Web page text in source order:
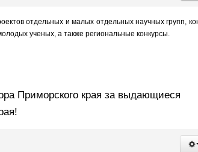
отдельных и малых отдельных научных групп,
ученых, а также региональные конкурсы.
Приморского края за выдающиеся